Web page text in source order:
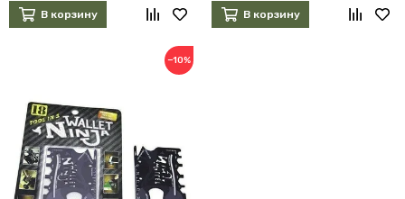
В корзину В корзину
−10%